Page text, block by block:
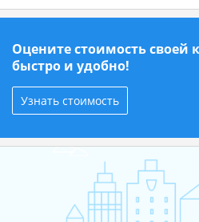
Оцените стоимость своей
быстро и удобно!
Узнать стоимость